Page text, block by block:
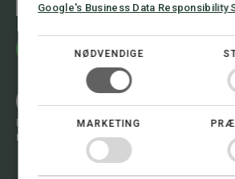
l
B
e
e
d
m
e
r
Bliv kontaktet
Ring 8.00 - 16.00
+45 72 30 12 05
Eller skriv til os 24/7
mail@stormadvokatfirma.dk
Google's Business Data Responsibility
NØDVENDIGE
MARKETING